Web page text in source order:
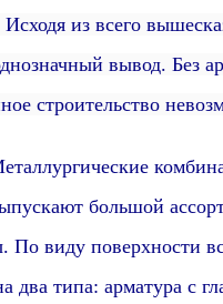
Исходя из всего
вывод.Без
строительство
большой
По виду поверхности
два типа: арматура с